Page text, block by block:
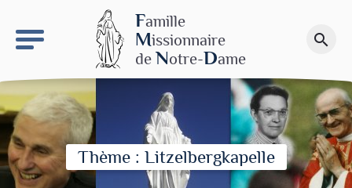
Famille
Missionnaire
de Notre-Dame
search
Faire un don
Thème : Litzelbergkapelle